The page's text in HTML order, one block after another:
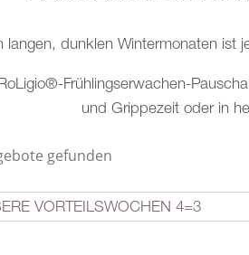
langen, dunklen Wintermonaten ist
Frühlingserwachen-
und Grippezeit oder in
gefunden
VORTEILSWOCHEN 4=3